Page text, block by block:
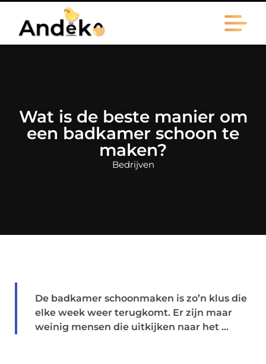
Wat is de beste manier om
een badkamer schoon te
maken?
Bedrijven
De badkamer schoonmaken is zo’n klus die
elke week weer terugkomt. Er zijn maar
weinig mensen die uitkijken naar het ...